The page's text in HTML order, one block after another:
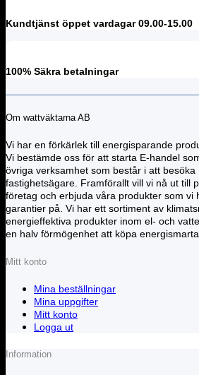
Kundtjänst öppet vardagar 09.00-15.00
100% Säkra betalningar
Om wattväktarna AB
Vi har en förkärlek till energisparande
Vi bestämde oss för att starta E-handel
övriga verksamhet som består i att
fastighetsägare. Framförallt vill vi nå ut till
företag och erbjuda våra produkter som vi
garantier på. Vi har ett sortiment av
energieffektiva produkter inom el- och
en halv förmögenhet att köpa
Mitt konto
Mina beställningar
Mina uppgifter
Mitt konto
Logga ut
Information